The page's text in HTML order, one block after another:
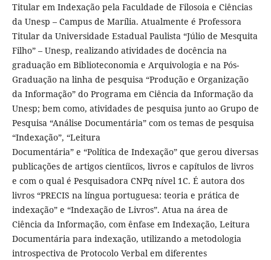
Titular em Indexação pela Faculdade de Filosoia e Ciências
da Unesp – Campus de Marília. Atualmente é Professora
Titular da Universidade Estadual Paulista “Júlio de Mesquita
Filho” – Unesp, realizando atividades de docência na
graduação em Biblioteconomia e Arquivologia e na Pós-
Graduação na linha de pesquisa “Produção e Organização
da Informação” do Programa em Ciência da Informação da
Unesp; bem como, atividades de pesquisa junto ao Grupo de
Pesquisa “Análise Documentária” com os temas de pesquisa
“Indexação”, “Leitura
Documentária” e “Política de Indexação” que gerou diversas
publicações de artigos cientíicos, livros e capítulos de livros
e com o qual é Pesquisadora CNPq nível 1C. É autora dos
livros “PRECIS na língua portuguesa: teoria e prática de
indexação” e “Indexação de Livros”. Atua na área de
Ciência da Informação, com ênfase em Indexação, Leitura
Documentária para indexação, utilizando a metodologia
introspectiva de Protocolo Verbal em diferentes